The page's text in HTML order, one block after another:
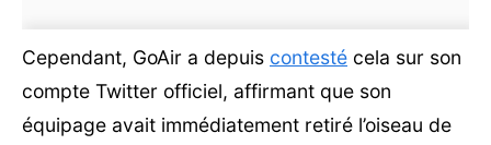
Cependant, GoAir a depuis contesté cela sur son
compte Twitter officiel, affirmant que son
équipage avait immédiatement retiré l’oiseau de